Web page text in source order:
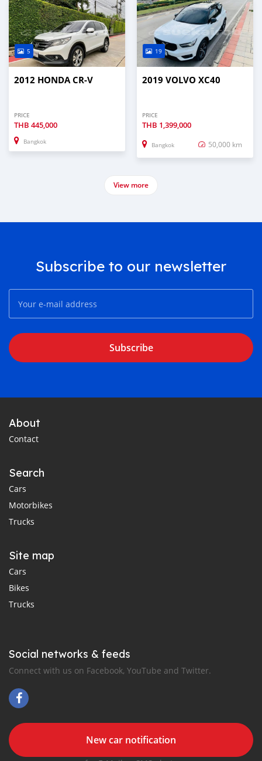
5
2012 HONDA CR-V
PRICE
THB 445,000
Bangkok
19
2019 VOLVO XC40
PRICE
THB 1,399,000
Bangkok 50,000 km
View more
Subscribe to our newsletter
Subscribe
About
Contact
Search
Cars
Motorbikes
Trucks
Site map
Cars
Bikes
Trucks
Social networks & feeds
Connect with us on Facebook, YouTube and Twitter.
New car notification